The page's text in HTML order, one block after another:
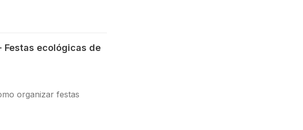
Festas ecológicas de
organizar festas